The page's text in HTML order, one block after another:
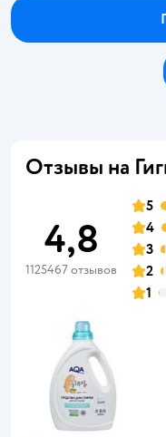
Отзывы на
4,8
1125467 отзывов
5
4
3
2
1